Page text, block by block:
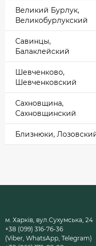
Великий Бурлук,
Великобурлукский
Савинцы,
Балаклейский
Шевченково,
Шевченковский
Сахновщина,
Сахновщинский
Близнюки,
м. Харків, вул.Сухумська, 24
+38 (099) 316-76-36
(Viber, WhatsApp, Telegram)